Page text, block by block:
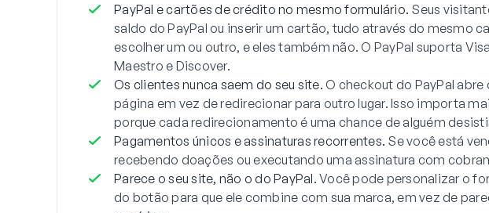
PayPal e cartões de crédito no mesmo formulário. Seus
saldo do PayPal ou inserir um cartão, tudo através do mesmo
escolher um ou outro, e eles também não. O PayPal suporta
Maestro e Discover.
Os clientes nunca saem do seu site. O checkout do PayPal
página em vez de redirecionar para outro lugar. Isso importa
porque cada redirecionamento é uma chance de alguém
Pagamentos únicos e assinaturas recorrentes. Se você está
recebendo doações ou executando uma assinatura com
Parece o seu site, não o do PayPal. Você pode personalizar o
do botão para que ele combine com sua marca, em vez de